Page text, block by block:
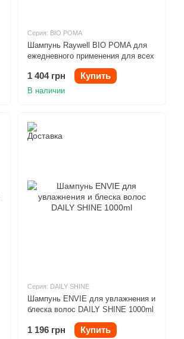
Серия: BIO POMA
Шампунь Raywell BIO POMA для
ежедневного применения для всех
типов волос 1000ml
1 404 грн Купить
В наличии
Серия: DAILY SHINE
Шампунь ENVIE для увлажнения и
блеска волос DAILY SHINE 1000ml
1 196 грн Купить